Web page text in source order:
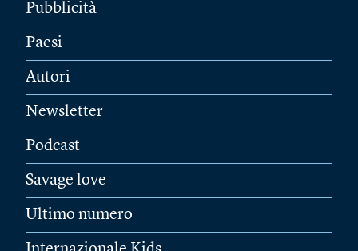
Pubblicità
Paesi
Autori
Newsletter
Podcast
Savage love
Ultimo numero